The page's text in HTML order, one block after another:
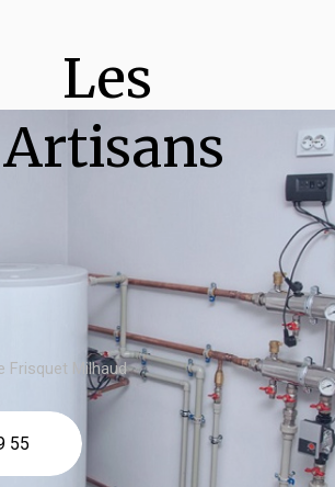
Les
Artisans
Frisquet Milhaud
55